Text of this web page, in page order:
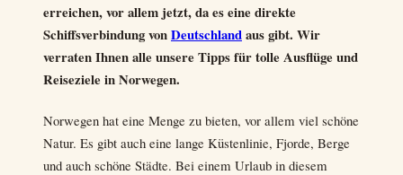
erreichen, vor allem jetzt, da es eine direkte
Schiffsverbindung vonDeutschlandaus gibt. Wir
verraten Ihnen alle unsere Tipps für tolle Ausflüge und
Reiseziele in Norwegen.
Norwegen hat eine Menge zu bieten, vor allem viel schöne
Natur. Es gibt auch eine lange Küstenlinie, Fjorde, Berge
und auch schöne Städte. Bei einem Urlaub in diesem